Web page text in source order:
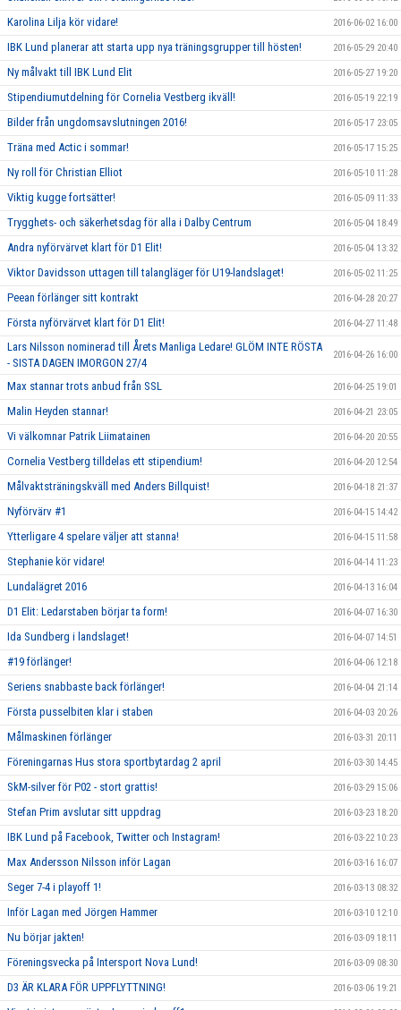
Karolina Lilja kör vidare! 2016-06-02 16:00
IBK Lund planerar att starta upp nya träningsgrupper till hösten! 2016-05-29 20:40
Ny målvakt till IBK Lund Elit 2016-05-27 19:20
Stipendiumutdelning för Cornelia Vestberg ikväll! 2016-05-19 22:19
Bilder från ungdomsavslutningen 2016! 2016-05-17 23:05
Träna med Actic i sommar! 2016-05-17 15:25
Ny roll för Christian Elliot 2016-05-10 11:28
Viktig kugge fortsätter! 2016-05-09 11:33
Trygghets- och säkerhetsdag för alla i Dalby Centrum 2016-05-04 18:49
Andra nyförvärvet klart för D1 Elit! 2016-05-04 13:32
Viktor Davidsson uttagen till talangläger för U19-landslaget! 2016-05-02 11:25
Peean förlänger sitt kontrakt 2016-04-28 20:27
Första nyförvärvet klart för D1 Elit! 2016-04-27 11:48
Lars Nilsson nominerad till Årets Manliga Ledare! GLÖM INTE RÖSTA
- SISTA DAGEN IMORGON 27/4
2016-04-26 16:00
Max stannar trots anbud från SSL 2016-04-25 19:01
Malin Heyden stannar! 2016-04-21 23:05
Vi välkomnar Patrik Liimatainen 2016-04-20 20:55
Cornelia Vestberg tilldelas ett stipendium! 2016-04-20 12:54
Målvaktsträningskväll med Anders Billquist! 2016-04-18 21:37
Nyförvärv #1 2016-04-15 14:42
Ytterligare 4 spelare väljer att stanna! 2016-04-15 11:58
Stephanie kör vidare! 2016-04-14 11:23
Lundalägret 2016 2016-04-13 16:04
D1 Elit: Ledarstaben börjar ta form! 2016-04-07 16:30
Ida Sundberg i landslaget! 2016-04-07 14:51
#19 förlänger! 2016-04-06 12:18
Seriens snabbaste back förlänger! 2016-04-04 21:14
Första pusselbiten klar i staben 2016-04-03 20:26
Målmaskinen förlänger 2016-03-31 20:11
Föreningarnas Hus stora sportbytardag 2 april 2016-03-30 14:45
SkM-silver för P02 - stort grattis! 2016-03-29 15:06
Stefan Prim avslutar sitt uppdrag 2016-03-23 18:20
IBK Lund på Facebook, Twitter och Instagram! 2016-03-22 10:23
Max Andersson Nilsson inför Lagan 2016-03-16 16:07
Seger 7-4 i playoff 1! 2016-03-13 08:32
Inför Lagan med Jörgen Hammer 2016-03-10 12:10
Nu börjar jakten! 2016-03-09 18:11
Föreningsvecka på Intersport Nova Lund! 2016-03-09 08:30
D3 ÄR KLARA FÖR UPPFLYTTNING! 2016-03-06 19:21